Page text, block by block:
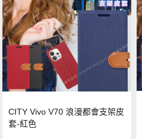
CITY Vivo V70 浪漫都會支架皮
套-紅色